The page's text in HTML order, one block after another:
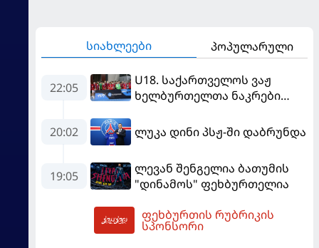
სიახლეები პოპულარული
22:05
U18. საქართველოს ვაჟ
ხელბურთელთა ნაკრები
დაწინაურდა
20:02 ლუკა დინი პსჟ-ში დაბრუნდა
19:05
ლევან შენგელია ბათუმის
"დინამოს" ფეხბურთელია
ფეხბურთის რუბრიკის
სპონსორი